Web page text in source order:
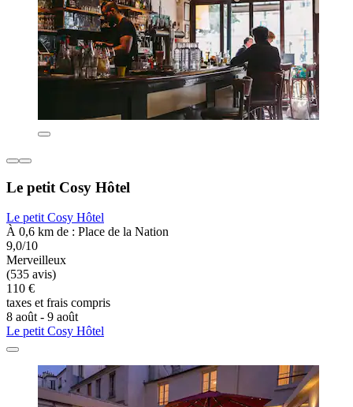
Le petit Cosy Hôtel
Le petit Cosy Hôtel
À 0,6 km de : Place de la Nation
9,0/10
Merveilleux
(535 avis)
110 €
taxes et frais compris
8 août - 9 août
Le petit Cosy Hôtel